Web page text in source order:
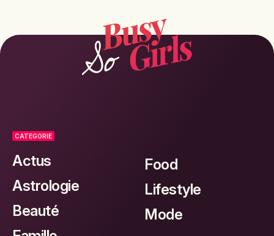
CATEGORIE
Actus
Astrologie
Beauté
Food
Lifestyle
Mode